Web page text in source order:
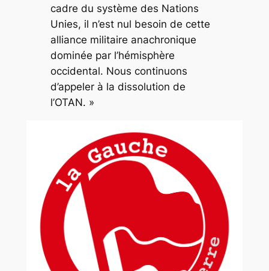
cadre du système des Nations
Unies, il n’est nul besoin de cette
alliance militaire anachronique
dominée par l’hémisphère
occidental. Nous continuons
d’appeler à la dissolution de
l’OTAN. »